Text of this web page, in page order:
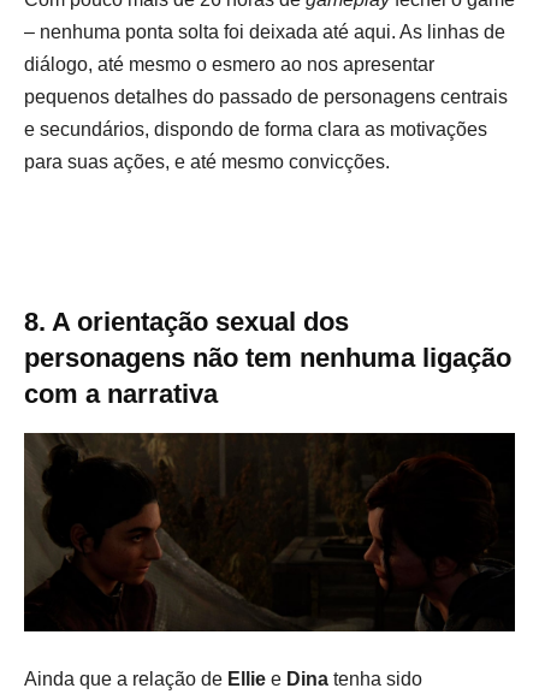
– nenhuma ponta solta foi deixada até aqui. As linhas de
diálogo, até mesmo o esmero ao nos apresentar
pequenos detalhes do passado de personagens centrais
e secundários, dispondo de forma clara as motivações
para suas ações, e até mesmo convicções.
8. A orientação sexual dos
personagens não tem nenhuma ligação
com a narrativa
Ainda que a relação de Ellie e Dina tenha sido